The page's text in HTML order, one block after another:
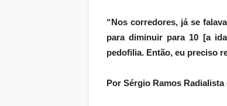
“Nos corredores, já se
para diminuir para 10 [a
pedofilia. Então, eu preciso
Por Sérgio Ramos Radialista